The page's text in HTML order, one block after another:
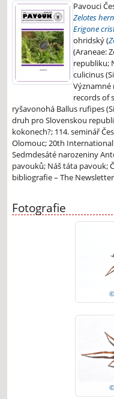
Pavouci
Zelotes
Erigone
ohridský (
(Araneae:
republiku;
culicinus
Významné
records of
ryšavonohá Ballus rufipes
druh pro Slovenskou
kokonech?; 114. seminář
Olomouc; 20th
Sedmdesáté narozeniny
pavouků; Náš táta pavouk;
bibliografie – The
Fotografie